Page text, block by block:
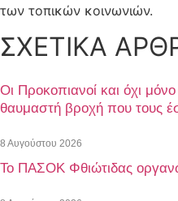
των τοπικών κοινωνιών.
ΣΧΕΤΙΚΑ
Οι Προκοπιανοί και όχι
θαυμαστή βροχή που τους
8 Αυγούστου 2026
Το ΠΑΣΟΚ Φθιώτιδας